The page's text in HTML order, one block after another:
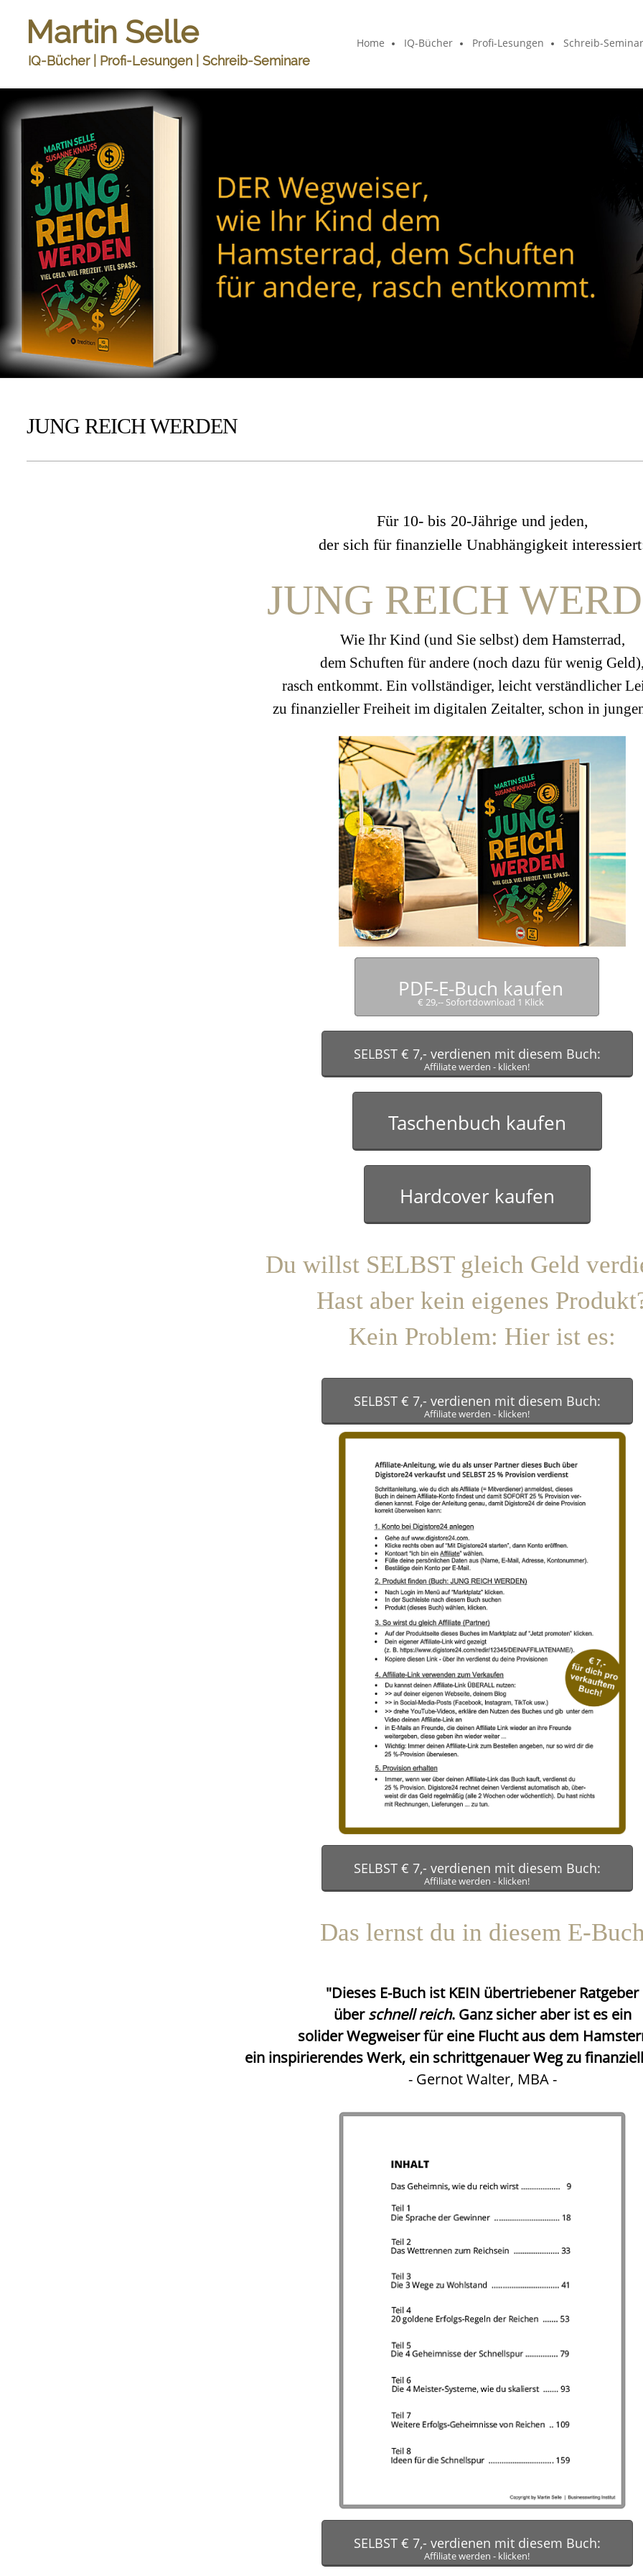
Martin Selle
IQ-Bücher | Profi-Lesungen | Schreib-Seminare
Home IQ-Bücher Profi-Lesungen Schreib-
JUNG REICH WERDEN
Für 10- bis 20-Jährige und jeden,
der sich für finanzielle Unabhängigkeit
JUNG REICH
Wie Ihr Kind (und Sie selbst) dem Hamsterrad,
dem Schuften für andere (noch dazu für wenig
rasch entkommt. Ein vollständiger, leicht verständlicher
zu finanzieller Freiheit im digitalen Zeitalter, schon in
PDF-E-Buch kaufen
€ 29,-- Sofortdownload 1 Klick
SELBST € 7,- verdienen mit diesem Buch:
Affiliate werden - klicken!
Taschenbuch kaufen
Hardcover kaufen
Du willst SELBST gleich Geld
Hast aber kein eigenes
Kein Problem: Hier ist es:
SELBST € 7,- verdienen mit diesem Buch:
Affiliate werden - klicken!
SELBST € 7,- verdienen mit diesem Buch:
Affiliate werden - klicken!
Das lernst du in diesem E-
"Dieses E-Buch ist KEIN übertriebener Ratgeber
überschnell reich. Ganz sicher aber ist es ein
solider Wegweiser für eine Flucht aus dem
ein inspirierendes Werk, ein schrittgenauer Weg zu
- Gernot Walter, MBA -
SELBST € 7,- verdienen mit diesem Buch:
Affiliate werden - klicken!